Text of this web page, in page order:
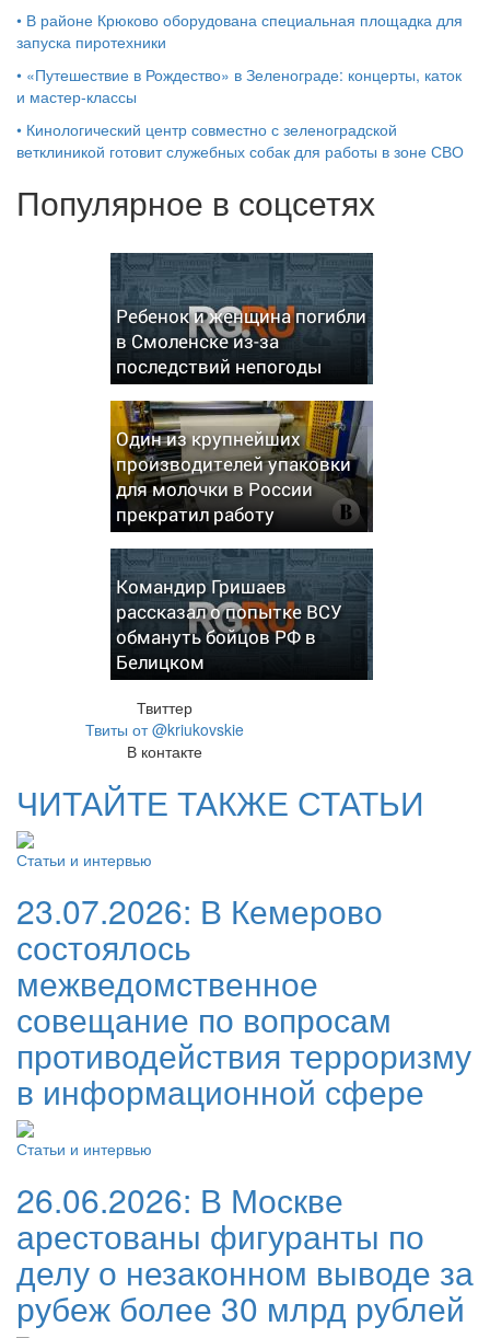
• В районе Крюково оборудована специальная площадка для
запуска пиротехники
• «Путешествие в Рождество» в Зеленограде: концерты, каток
и мастер‑классы
• Кинологический центр совместно с зеленоградской
ветклиникой готовит служебных собак для работы в зоне СВО
Популярное в соцсетях
Ребенок и женщина погибли
в Смоленске из-за
последствий непогоды
Один из крупнейших
производителей упаковки
для молочки в России
прекратил работу
Командир Гришаев
рассказал о попытке ВСУ
обмануть бойцов РФ в
Белицком
Твиттер
Твиты от @kriukovskie
В контакте
ЧИТАЙТЕ ТАКЖЕ СТАТЬИ
Статьи и интервью
23.07.2026: В Кемерово
состоялось
межведомственное
совещание по вопросам
противодействия терроризму
в информационной сфере
Статьи и интервью
26.06.2026: В Москве
арестованы фигуранты по
делу о незаконном выводе за
рубеж более 30 млрд рублей